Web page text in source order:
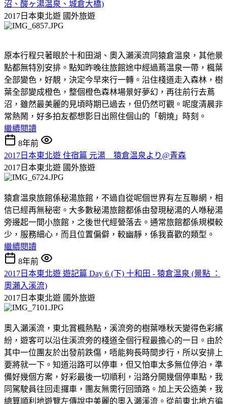
沼、酸ヶ湯温泉、城倉大橋)
2017日本東北遊 國外旅遊
原本行程只著眼於十和田湖、奧入瀨溪流同猿倉温泉，其他景
點都無特別安排。點知昨晚往旅館途中經過蔦温泉一帶，楓葉
全部變色，好靚，決定今早來行一轉。沿住棧道走入森林，樹
葉全部變成橙色，整個橙色森林場景好夢幻，再往前行去蔦
沼，雖然最美麗的見頃時期已過去，但仍然可觀。呢度清晨非
常熱鬧，好多拍友都想影日出照住個山的「朝燒」時刻。
繼續閱讀
8年前
2017日本東北遊 住宿篇 元湯 猿倉温泉より@青森
2017日本東北遊 國外旅遊
猿倉温泉旅館係秘湯旅館，不過自從呢個世界有左互聯網，相
信已經再無秘密。大多數秘湯旅館都係由發現秘湯的人喺秘湯
旁邊起一間小旅館，之後世代經營落去。通常旅館都係規模較
少，服務細心，而且位置偏僻，較幽靜，係我喜歡的類型。
繼續閱讀
8年前
2017日本東北遊 遊記篇 Day 6 (下) 十和田 - 猿倉温泉 (景點 ：
奧瀨入溪流)
2017日本東北遊 國外旅遊
奧入瀨溪流，東北賞楓熱點，溪流旁的樹葉喺秋天變得色彩繽
紛，遊客可以沿住溪流旁的棧道全個行程最擔心的一日。由於
其中一位團友於出發前跌傷，唔能夠長時間步行，所以安排上
要將就一下。知道沿路可以停車，但又怕車太多無位停泊，準
備好幾個方案，好彩最後一切順利，沿路分開幾個停車點，我
同駕駛員往回走攞車，團友無需行回頭路。加上天公造美，我
總算順利地遊覽左傳說中美麗的奧入瀨溪流。從前東北地方徧